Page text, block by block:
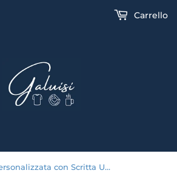
Carrello
T-shirt Personalizzata con Scritta Uomo 100% Cotone